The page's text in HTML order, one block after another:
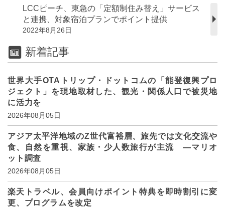
LCCピーチ、東急の「定額制住み替え」サービス
と連携、対象宿泊プランでポイント提供
2022年8月26日
新着記事
世界大手OTAトリップ・ドットコムの「能登復興プロ
ジェクト」を現地取材した、観光・関係人口で被災地
に活力を
2026年08月05日
アジア太平洋地域のZ世代富裕層、旅先では文化交流や
食、自然を重視、家族・少人数旅行が主流 ―マリオ
ット調査
2026年08月05日
楽天トラベル、会員向けポイント特典を即時割引に変
更、プログラムを改定